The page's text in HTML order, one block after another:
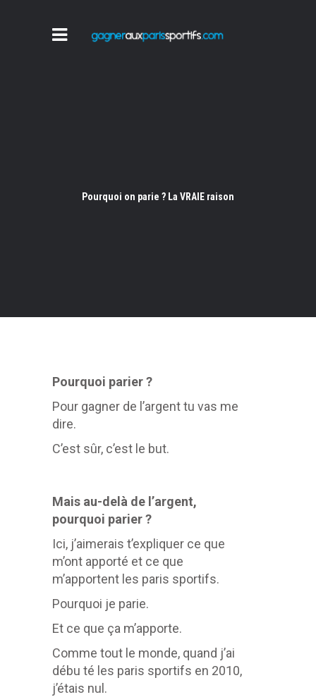
Pourquoi on parie ? La VRAIE raison
Pourquoi parier ?
Pour gagner de l’argent tu vas me
dire.
C’est sûr, c’est le but.
Mais au-delà de l’argent,
pourquoi parier ?
Ici, j’aimerais t’expliquer ce que
m’ont apporté et ce que
m’apportent les paris sportifs.
Pourquoi je parie.
Et ce que ça m’apporte.
Comme tout le monde, quand j’ai
débu té les paris sportifs en 2010,
j’étais nul.